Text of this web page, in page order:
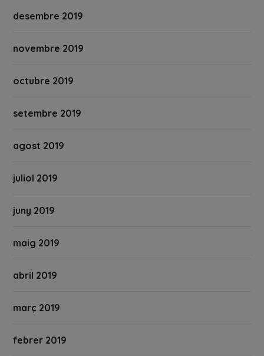
desembre 2019
novembre 2019
octubre 2019
setembre 2019
agost 2019
juliol 2019
juny 2019
maig 2019
abril 2019
març 2019
febrer 2019